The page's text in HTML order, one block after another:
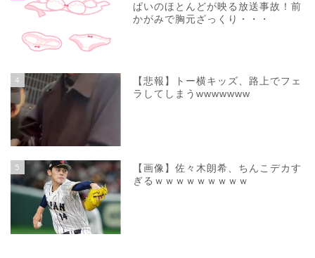
ぱいのほとんどが映る放送事故！前
かがみで胸元ざっくり・・・
4
【悲報】トー横キッズ、路上でフェ
ラしてしまうwwwwwww
5
【画像】佐々木朗希、ちんこデカす
ぎるｗｗｗｗｗｗｗｗｗ